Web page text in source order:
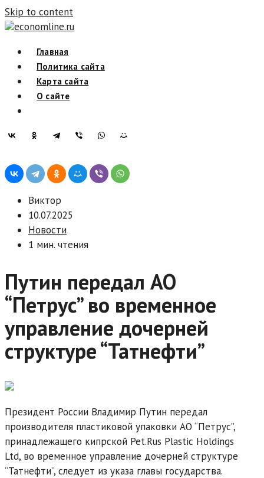
Skip to content
economline.ru
Главная
Политика сайта
Карта сайта
О сайте
Виктор
10.07.2025
Новости
1 мин. чтения
Путин передал АО
“Петрус” во временное
управление дочерней
структуре “Татнефти”
Президент России Владимир Путин передал
производителя пластиковой упаковки АО “Петрус”,
принадлежащего кипрской Pet.Rus Plastic Holdings
Ltd, во временное управление дочерней структуре
“Татнефти”, следует из указа главы государства.